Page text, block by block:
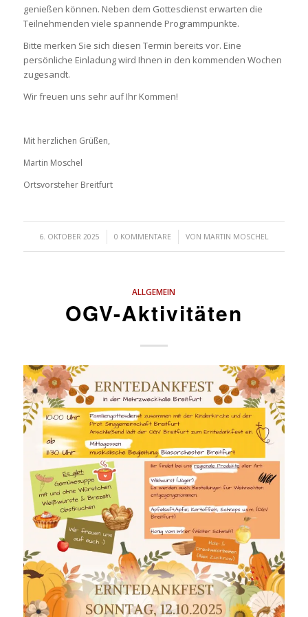
genießen können. Neben dem Gottesdienst erwarten die
Teilnehmenden viele spannende Programmpunkte.
Bitte merken Sie sich diesen Termin bereits vor. Eine
persönliche Einladung wird Ihnen in den kommenden Wochen
zugesandt.
Wir freuen uns sehr auf Ihr Kommen!
Mit herzlichen Grüßen,
Martin Moschel
Ortsvorsteher Breitfurt
6. OKTOBER 2025
/ 0 KOMMENTARE
/ VON MARTIN MOSCHEL
ALLGEMEIN
OGV-Aktivitäten